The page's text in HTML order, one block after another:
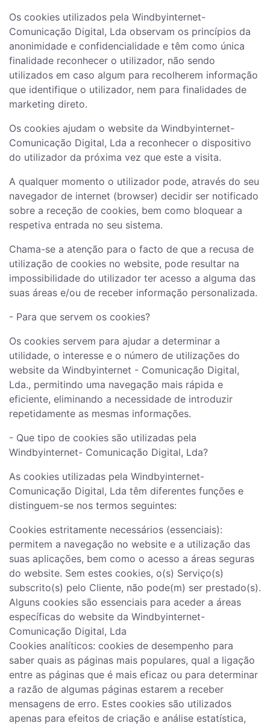
Os cookies utilizados pela Windbyinternet-
Comunicação Digital, Lda observam os princípios da
anonimidade e confidencialidade e têm como única
finalidade reconhecer o utilizador, não sendo
utilizados em caso algum para recolherem informação
que identifique o utilizador, nem para finalidades de
marketing direto.
Os cookies ajudam o website da Windbyinternet-
Comunicação Digital, Lda a reconhecer o dispositivo
do utilizador da próxima vez que este a visita.
A qualquer momento o utilizador pode, através do seu
navegador de internet (browser) decidir ser notificado
sobre a receção de cookies, bem como bloquear a
respetiva entrada no seu sistema.
Chama-se a atenção para o facto de que a recusa de
utilização de cookies no website, pode resultar na
impossibilidade do utilizador ter acesso a alguma das
suas áreas e/ou de receber informação personalizada.
- Para que servem os cookies?
Os cookies servem para ajudar a determinar a
utilidade, o interesse e o número de utilizações do
website da Windbyinternet - Comunicação Digital,
Lda., permitindo uma navegação mais rápida e
eficiente, eliminando a necessidade de introduzir
repetidamente as mesmas informações.
- Que tipo de cookies são utilizadas pela
Windbyinternet- Comunicação Digital, Lda?
As cookies utilizadas pela Windbyinternet-
Comunicação Digital, Lda têm diferentes funções e
distinguem-se nos termos seguintes:
Cookies estritamente necessários (essenciais):
permitem a navegação no website e a utilização das
suas aplicações, bem como o acesso a áreas seguras
do website. Sem estes cookies, o(s) Serviço(s)
subscrito(s) pelo Cliente, não pode(m) ser prestado(s).
Alguns cookies são essenciais para aceder a áreas
específicas do website da Windbyinternet-
Comunicação Digital, Lda
Cookies analíticos: cookies de desempenho para
saber quais as páginas mais populares, qual a ligação
entre as páginas que é mais eficaz ou para determinar
a razão de algumas páginas estarem a receber
mensagens de erro. Estes cookies são utilizados
apenas para efeitos de criação e análise estatística,